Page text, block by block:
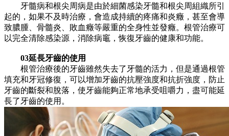
牙髓病和根尖周病是由於細菌感染牙髓和根尖周組織所引
起的，如果不及時治療，會造成持續的疼痛和炎癥，甚至會導
致膿腫、骨髓炎、敗血癥等嚴重的全身性並發癥。根管治療可
以完全清除感染源，消除病竈，恢復牙齒的健康和功能。
03延長牙齒的使用
根管治療後的牙齒雖然失去了牙髓的活力，但是通過根管
填充和牙冠修復，可以增加牙齒的抗壓強度和抗折強度，防止
牙齒的斷裂和脫落，使牙齒能夠正常地承受咀嚼力，盡可能延
長了牙齒的使用。